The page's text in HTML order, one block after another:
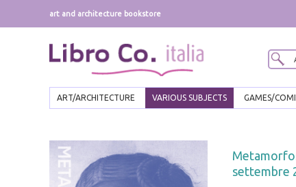
art and architecture bookstore
ART/ARCHITECTURE VARIOUS SUBJECTS GAMES/
settembre